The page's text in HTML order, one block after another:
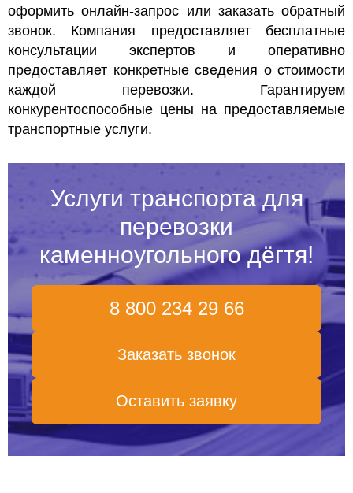
оформитьонлайн-запрос или заказать обратный
звонок. Компания предоставляет бесплатные
консультации экспертов и оперативно
предоставляет конкретные сведения о стоимости
каждой перевозки. Гарантируем
конкурентоспособные цены на предоставляемые
транспортные услуги.
Услуги транспорта для
перевозки
каменноугольного дёгтя!
8 800 234 29 66
Заказать звонок
Оставить заявку